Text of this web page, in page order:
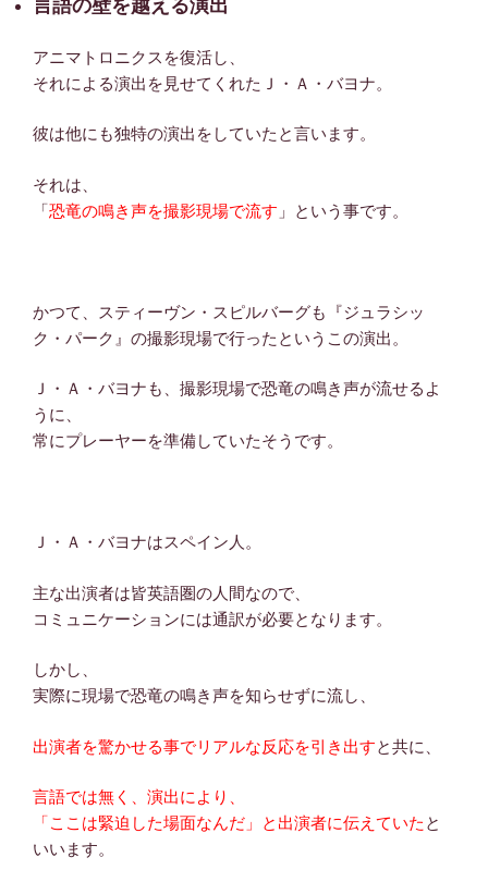
言語の壁を越える演出
アニマトロニクスを復活し、
それによる演出を見せてくれたＪ・Ａ・バヨナ。
彼は他にも独特の演出をしていたと言います。
それは、
「恐竜の鳴き声を撮影現場で流す 」という事です。
かつて、スティーヴン・スピルバーグも『ジュラシッ
ク・パーク』の撮影現場で行ったというこの演出。
Ｊ・Ａ・バヨナも、撮影現場で恐竜の鳴き声が流せるよ
うに、
常にプレーヤーを準備していたそうです。
Ｊ・Ａ・バヨナはスペイン人。
主な出演者は皆英語圏の人間なので、
コミュニケーションには通訳が必要となります。
しかし、
実際に現場で恐竜の鳴き声を知らせずに流し、
出演者を驚かせる事でリアルな反応を引き出すと共に、
言語では無く、演出により、
「ここは緊迫した場面なんだ」と出演者に伝えていた と
いいます。